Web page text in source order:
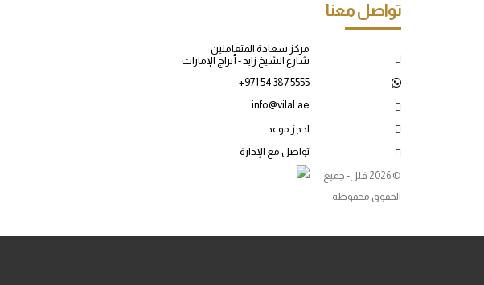
تواصل معنا
مركز سعادة المتعاملين
شارع الشيخ زايد - أبراج الإمارات
+971 54 387 5555
info@vilal.ae
احجز موعد
تواصل مع الإدارة
© 2026 فلل- جميع
الحقوق محفوظة